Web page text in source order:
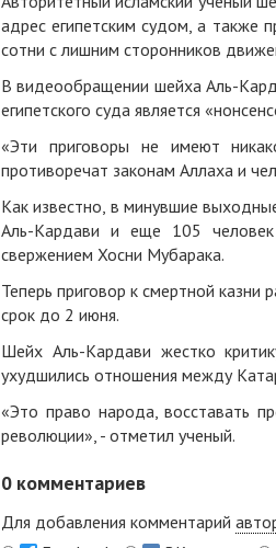
адрес египетским судом, а также
сотни с лишним сторонников
В видеообращении шейха Аль-
египетского суда является
«Эти приговоры не имеют
противоречат законам Аллаха и
Как известно, в минувшие
Аль-Кардави и еще 105
свержением Хосни Мубарака.
Теперь приговор к смертной казни
срок до 2 июня.
Шейх Аль-Кардави жестко
ухудшились отношения между
«Это право народа, восставать
революции», - отметил ученый.
0 комментариев
Для добавления комментарий